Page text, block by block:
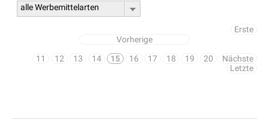
alle Werbemittelarten
Erste
Vorherige
11
12 13 14 15 16 17 18 19 20
Nächste
Letzte